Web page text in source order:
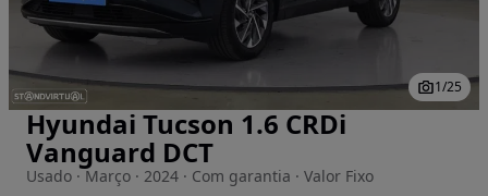
Imagem 1 de 25
1/25
Hyundai Tucson 1.6 CRDi
Vanguard DCT
Usado · Março · 2024 · Com garantia · Valor Fixo